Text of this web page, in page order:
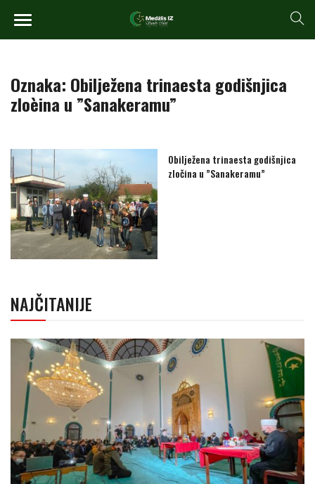
Oznaka: Obilježena trinaesta godišnjica
zloèina u ”Sanakeramu”
Obilježena trinaesta godišnjica
zločina u ”Sanakeramu”
NAJČITANIJE